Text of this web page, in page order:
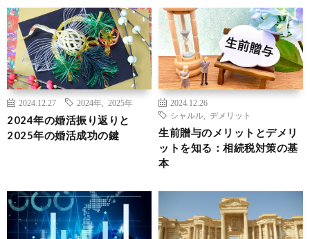
2024.12.27 2024年 2025年
2024年の婚活振り返りと
2025年の婚活成功の鍵
2024.12.26
シャルル
デメリット
生前贈与のメリットとデメリ
ットを知る：相続税対策の基
本